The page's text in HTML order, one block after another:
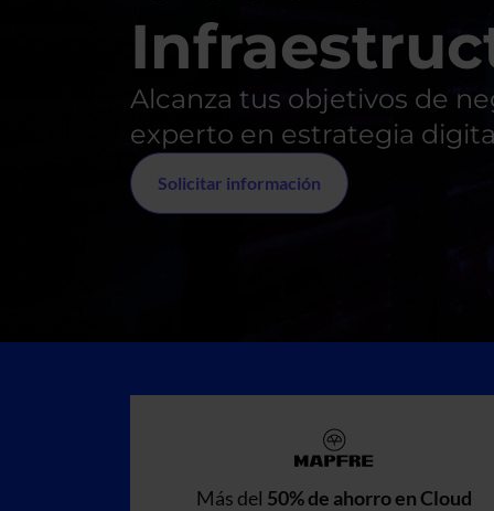
Alcanza tus objetivos de
experto en estrategia
Solicitar información
Más del 50% de ahorro en Cloud